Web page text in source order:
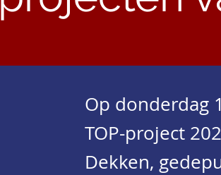
Op donderdag
TOP-project
Dekken,